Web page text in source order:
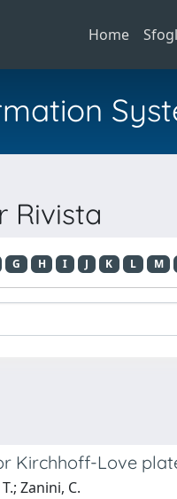
Home
Rivista
G H I J K L M
Kirchhoff-Love
Zanini, C.